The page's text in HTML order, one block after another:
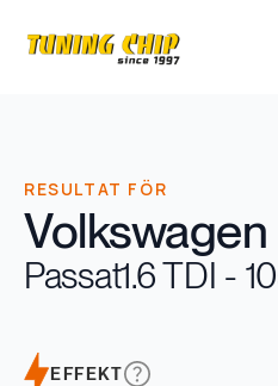
RESULTAT FÖR
Volkswagen
Passat1.6 TDI -
EFFEKT